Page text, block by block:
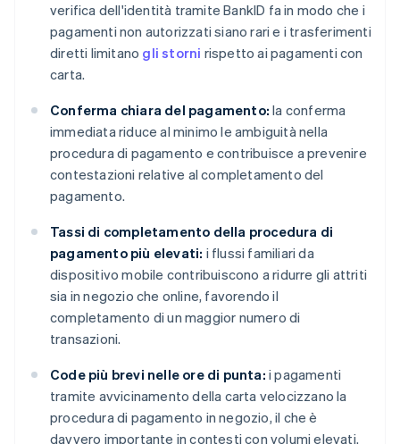
verifica dell'identità tramite BankID fa in modo che i
pagamenti non autorizzati siano rari e i trasferimenti
diretti limitano gli storni rispetto ai pagamenti con
carta.
Conferma chiara del pagamento: la conferma
immediata riduce al minimo le ambiguità nella
procedura di pagamento e contribuisce a prevenire
contestazioni relative al completamento del
pagamento.
Tassi di completamento della procedura di
pagamento più elevati: i flussi familiari da
dispositivo mobile contribuiscono a ridurre gli attriti
sia in negozio che online, favorendo il
completamento di un maggior numero di
transazioni.
Code più brevi nelle ore di punta: i pagamenti
tramite avvicinamento della carta velocizzano la
procedura di pagamento in negozio, il che è
davvero importante in contesti con volumi elevati.